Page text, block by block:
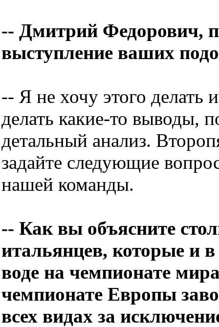
-- Дмитрий Федорович,
выступление ваших
-- Я не хочу этого делать
делать какие-то выводы,
детальный анализ.
задайте следующие
нашей команды.
-- Как вы объясните
итальянцев, которые и
воде на чемпионате
чемпионате Европы
всех видах за